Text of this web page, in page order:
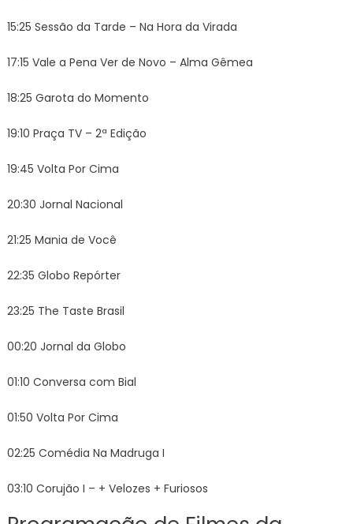
15:25 Sessão da Tarde – Na Hora da Virada
17:15 Vale a Pena Ver de Novo – Alma Gêmea
18:25 Garota do Momento
19:10 Praça TV – 2ª Edição
19:45 Volta Por Cima
20:30 Jornal Nacional
21:25 Mania de Você
22:35 Globo Repórter
23:25 The Taste Brasil
00:20 Jornal da Globo
01:10 Conversa com Bial
01:50 Volta Por Cima
02:25 Comédia Na Madruga I
03:10 Corujão I – + Velozes + Furiosos